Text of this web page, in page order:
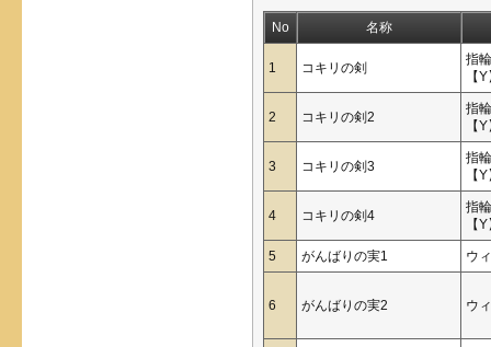
No 名称
1 コキリの剣
指
【
2 コキリの剣2
指
【
3 コキリの剣3
指
【
4 コキリの剣4
指
【
5 がんばりの実1 ウ
6 がんばりの実2 ウ